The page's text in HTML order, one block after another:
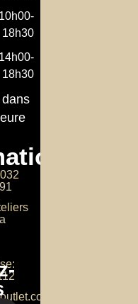
10h00-
18h30
14h00-
18h30